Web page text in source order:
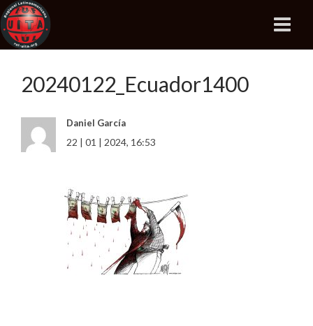
20240122_Ecuador1400
Daniel García
22 | 01 | 2024, 16:53